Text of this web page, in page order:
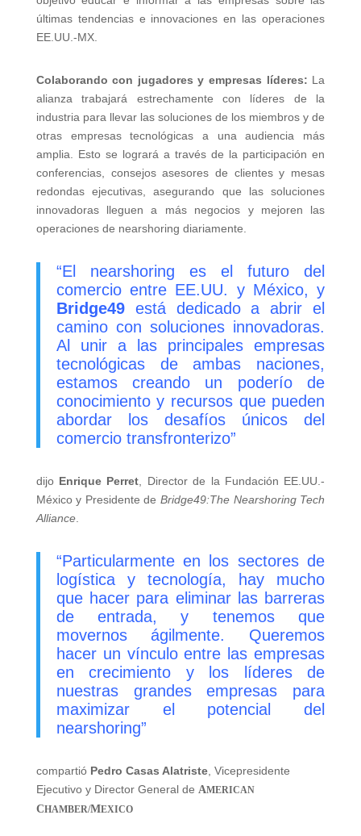
últimas tendencias e innovaciones en las operaciones
EE.UU.-MX.
Colaborando con jugadores y empresas líderes: La
alianza trabajará estrechamente con líderes de la
industria para llevar las soluciones de los miembros y de
otras empresas tecnológicas a una audiencia más
amplia. Esto se logrará a través de la participación en
conferencias, consejos asesores de clientes y mesas
redondas ejecutivas, asegurando que las soluciones
innovadoras lleguen a más negocios y mejoren las
operaciones de nearshoring diariamente.
“El nearshoring es el futuro del
comercio entre EE.UU. y México, y
Bridge49 está dedicado a abrir el
camino con soluciones innovadoras.
Al unir a las principales empresas
tecnológicas de ambas naciones,
estamos creando un poderío de
conocimiento y recursos que pueden
abordar los desafíos únicos del
comercio transfronterizo”
dijo Enrique Perret , Director de la Fundación EE.UU.-
México y Presidente deBridge49:The Nearshoring Tech
Alliance.
“Particularmente en los sectores de
logística y tecnología, hay mucho
que hacer para eliminar las barreras
de entrada, y tenemos que
movernos ágilmente. Queremos
hacer un vínculo entre las empresas
en crecimiento y los líderes de
nuestras grandes empresas para
maximizar el potencial del
nearshoring”
compartió Pedro Casas Alatriste, Vicepresidente
Ejecutivo y Director General de AMERICAN
CHAMBER/MEXICO